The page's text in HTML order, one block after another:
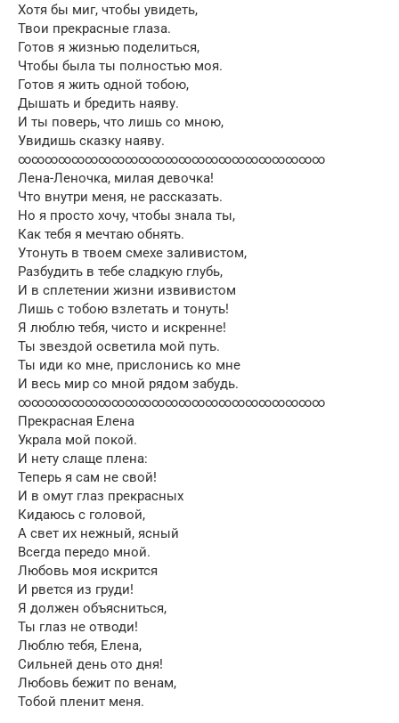
Хотя бы миг, чтобы увидеть,
Твои прекрасные глаза.
Готов я жизнью поделиться,
Чтобы была ты полностью моя.
Готов я жить одной тобою,
Дышать и бредить наяву.
И ты поверь, что лишь со мною,
Увидишь сказку наяву.
∞∞∞∞∞∞∞∞∞∞∞∞∞∞∞∞∞∞∞∞∞∞∞
Лена-Леночка, милая девочка!
Что внутри меня, не рассказать.
Но я просто хочу, чтобы знала ты,
Как тебя я мечтаю обнять.
Утонуть в твоем смехе заливистом,
Разбудить в тебе сладкую глубь,
И в сплетении жизни извивистом
Лишь с тобою взлетать и тонуть!
Я люблю тебя, чисто и искренне!
Ты звездой осветила мой путь.
Ты иди ко мне, прислонись ко мне
И весь мир со мной рядом забудь.
∞∞∞∞∞∞∞∞∞∞∞∞∞∞∞∞∞∞∞∞∞∞∞
Прекрасная Елена
Украла мой покой.
И нету слаще плена:
Теперь я сам не свой!
И в омут глаз прекрасных
Кидаюсь с головой,
А свет их нежный, ясный
Всегда передо мной.
Любовь моя искрится
И рвется из груди!
Я должен объясниться,
Ты глаз не отводи!
Люблю тебя, Елена,
Сильней день ото дня!
Любовь бежит по венам,
Тобой пленит меня.